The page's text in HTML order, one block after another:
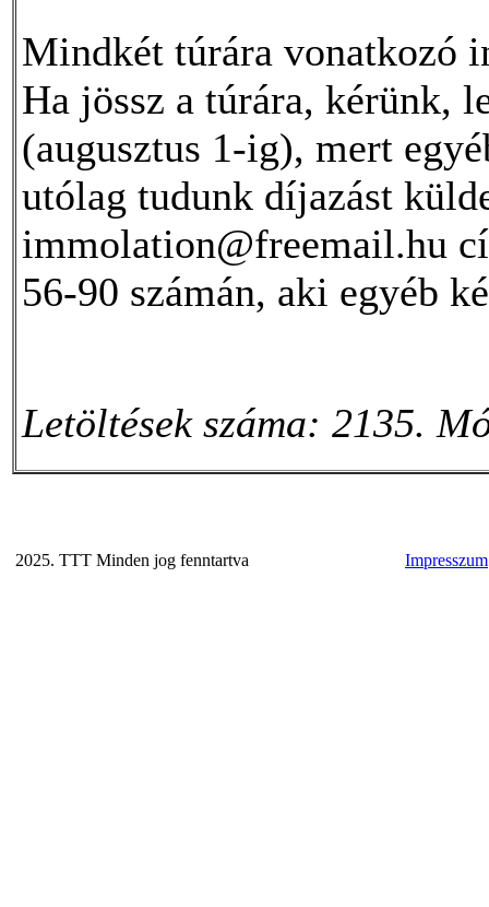
Mindkét túrára vonatkozó
Ha jössz a túrára, kérünk,
(augusztus 1-ig), mert
utólag tudunk díjazást
immolation@freemail.hu
56-90 számán, aki egyéb
Letöltések száma: 2135.
2025. TTT Minden jog fenntartva Impresszum